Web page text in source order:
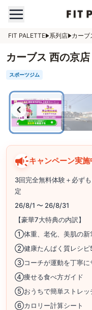
FIT PALETTE 系列店 カーブ
カーブス 西の京店
スポーツジム
キャンペーン実施
3回完全無料体験＋必ず
定
26/8/1 〜 26/8/31
【豪華7大特典の内訳】
①体重、老化、美肌の新
②健康たんぱく質レシピ
③コーチが運動を丁寧に
④痩せる食べ方ガイド
⑤おうちで簡単ストレッ
⑥カロリー計算シート